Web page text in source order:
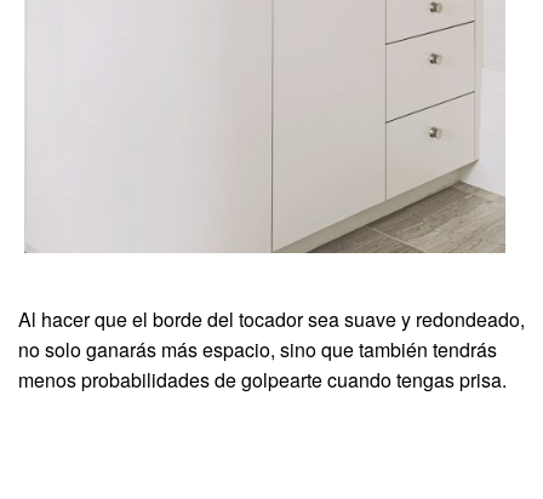
Al hacer que el borde del tocador sea suave y redondeado,
no solo ganarás más espacio, sino que también tendrás
menos probabilidades de golpearte cuando tengas prisa.